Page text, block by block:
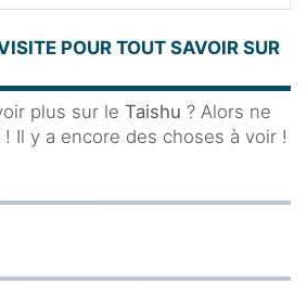
POUR TOUT SAVOIR SUR
plus sur le Taishu ? Alors ne
Il y a encore des choses à voir !